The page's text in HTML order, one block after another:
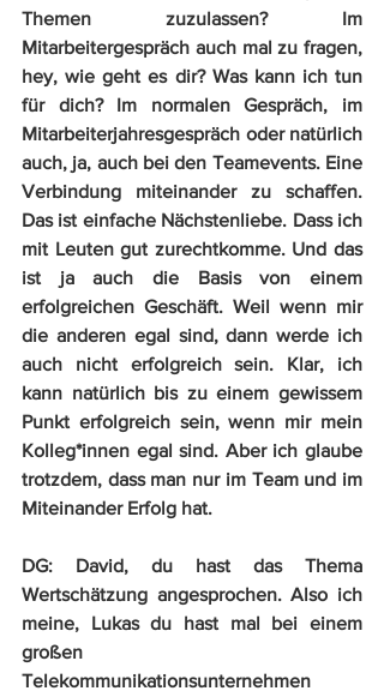
Themen zuzulassen? Im
Mitarbeitergespräch auch mal zu fragen,
hey, wie geht es dir? Was kann ich tun
für dich? Im normalen Gespräch, im
Mitarbeiterjahresgespräch oder natürlich
auch, ja, auch bei den Teamevents. Eine
Verbindung miteinander zu schaffen.
Das ist einfache Nächstenliebe. Dass ich
mit Leuten gut zurechtkomme. Und das
ist ja auch die Basis von einem
erfolgreichen Geschäft. Weil wenn mir
die anderen egal sind, dann werde ich
auch nicht erfolgreich sein. Klar, ich
kann natürlich bis zu einem gewissem
Punkt erfolgreich sein, wenn mir mein
Kolleg*innen egal sind. Aber ich glaube
trotzdem, dass man nur im Team und im
Miteinander Erfolg hat.
DG: David, du hast das Thema
Wertschätzung angesprochen. Also ich
meine, Lukas du hast mal bei einem
großen
Telekommunikationsunternehmen